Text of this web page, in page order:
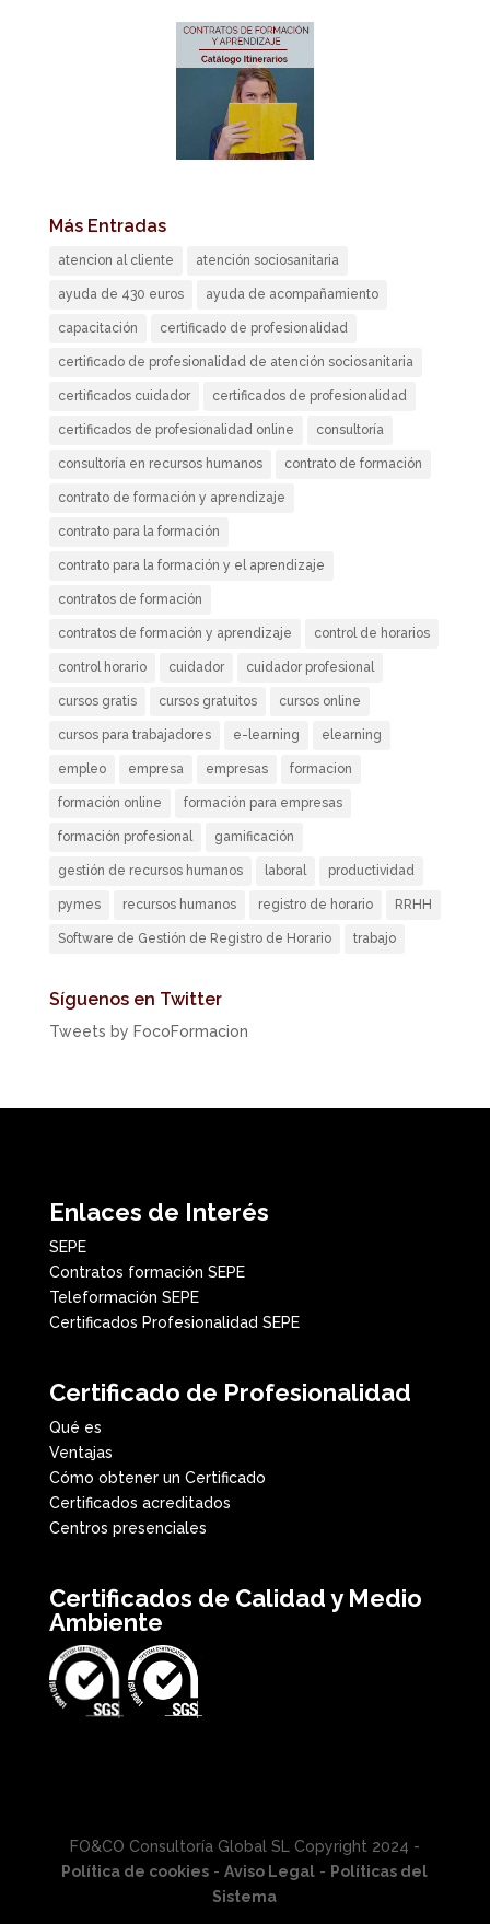
Más Entradas
atencion al cliente atención sociosanitaria
ayuda de 430 euros ayuda de acompañamiento
capacitación certificado de profesionalidad
certificado de profesionalidad de atención sociosanitaria
certificados cuidador certificados de profesionalidad
certificados de profesionalidad online consultoría
consultoría en recursos humanos contrato de formación
contrato de formación y aprendizaje
contrato para la formación
contrato para la formación y el aprendizaje
contratos de formación
contratos de formación y aprendizaje control de horarios
control horario cuidador cuidador profesional
cursos gratis cursos gratuitos cursos online
cursos para trabajadores e-learning elearning
empleo empresa empresas formacion
formación online formación para empresas
formación profesional gamificación
gestión de recursos humanos laboral productividad
pymes recursos humanos registro de horario RRHH
Software de Gestión de Registro de Horario trabajo
Síguenos en Twitter
Tweets by FocoFormacion
Enlaces de Interés
SEPE
Contratos formación SEPE
Teleformación SEPE
Certificados Profesionalidad SEPE
Certificado de Profesionalidad
Qué es
Ventajas
Cómo obtener un Certificado
Certificados acreditados
Centros presenciales
Certificados de Calidad y Medio
Ambiente
FO&CO Consultoría Global SL Copyright 2024 -
Política de cookies -Aviso Legal - Políticas del
Sistema